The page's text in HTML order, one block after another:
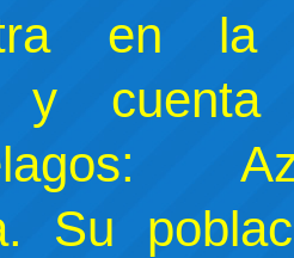
en la
y
Su